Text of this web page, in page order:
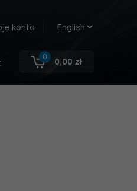
konto
0 0,00 zł